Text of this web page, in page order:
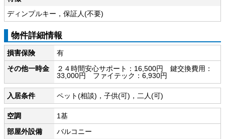
ディンプルキー，保証人(不要)
物件詳細情報
損害保険
有
その他一時金
２４時間安心サポート：16,500円 鍵交換費用：
33,000円 ファイテック：6,930円
入居条件 ペット(相談)，子供(可)，二人(可)
空調
1基
部屋外設備
バルコニー